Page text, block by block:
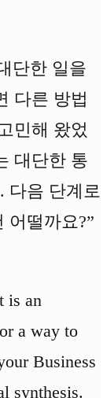
단한 일을
다른 방법
민해 왔었
대단한 통
다음 단계로
어떨까요?”
is an
a way to
Business
synthesis.